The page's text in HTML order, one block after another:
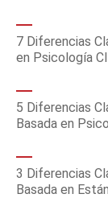
7 Diferencias
en Psicología
5 Diferencias
Basada en
3 Diferencias
Basada en